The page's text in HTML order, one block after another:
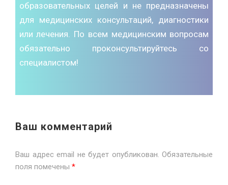
образовательных целей и не предназначены
для медицинских консультаций, диагностики
или лечения. По всем медицинским вопросам
обязательно проконсультируйтесь со
специалистом!
Ваш комментарий
Ваш адрес email не будет опубликован. Обязательные
поля помечены *